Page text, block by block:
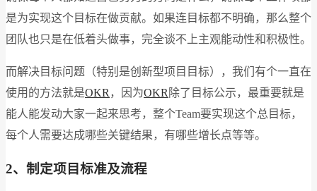
是为实现这个目标在做贡献。如果连目标都不明确，那么整个
团队也只是在低着头做事，完全谈不上主观能动性和积极性。
而解决目标问题（特别是创新型项目目标），我们有个一直在
使用的方法就是OKR ，因为OKR 除了目标公示，最重要就是
能人能发动大家一起来思考，整个Team要实现这个总目标，
每个人需要达成哪些关键结果，有哪些增长点等等。
2、制定项目标准及流程